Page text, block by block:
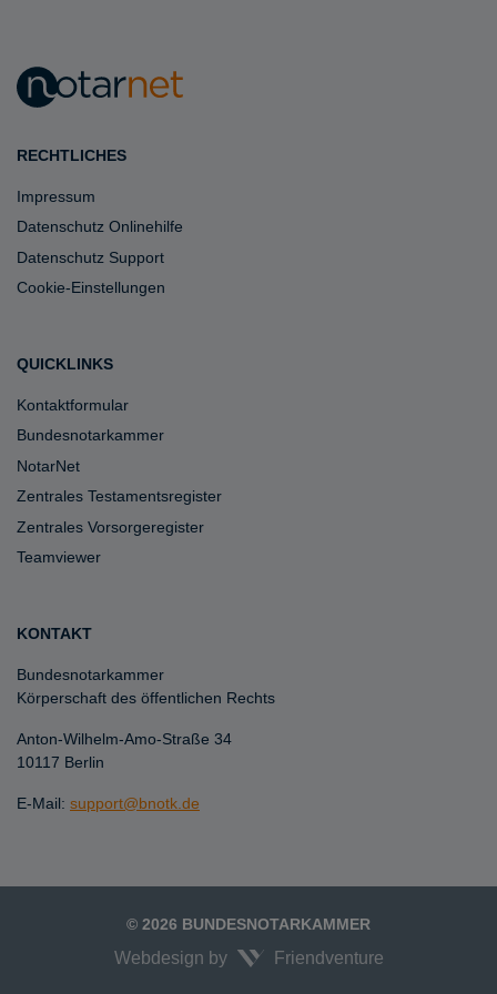
RECHTLICHES
Impressum
Datenschutz Onlinehilfe
Datenschutz Support
Cookie-Einstellungen
QUICKLINKS
Kontaktformular
Bundesnotarkammer
NotarNet
Zentrales Testamentsregister
Zentrales Vorsorgeregister
Teamviewer
KONTAKT
Bundesnotarkammer
Körperschaft des öffentlichen Rechts
Anton-Wilhelm-Amo-Straße 34
10117 Berlin
E-Mail: support@bnotk.de
© 2026 BUNDESNOTARKAMMER
Webdesign by Friendventure